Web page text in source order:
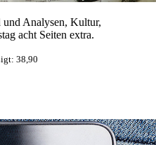
Analysen, Kultur,
acht Seiten extra.
38,90